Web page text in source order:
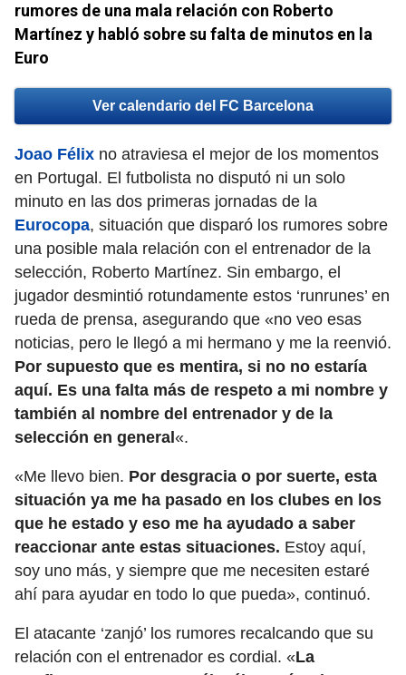
rumores de una mala relación con Roberto
Martínez y habló sobre su falta de minutos en la
Euro
Ver calendario del FC Barcelona
Joao Félix no atraviesa el mejor de los momentos
en Portugal. El futbolista no disputó ni un solo
minuto en las dos primeras jornadas de la
Eurocopa, situación que disparó los rumores sobre
una posible mala relación con el entrenador de la
selección, Roberto Martínez. Sin embargo, el
jugador desmintió rotundamente estos ‘runrunes’ en
rueda de prensa, asegurando que «no veo esas
noticias, pero le llegó a mi hermano y me la reenvió.
Por supuesto que es mentira, si no no estaría
aquí. Es una falta más de respeto a mi nombre y
también al nombre del entrenador y de la
selección en general «.
«Me llevo bien. Por desgracia o por suerte, esta
situación ya me ha pasado en los clubes en los
que he estado y eso me ha ayudado a saber
reaccionar ante estas situaciones. Estoy aquí,
soy uno más, y siempre que me necesiten estaré
ahí para ayudar en todo lo que pueda», continuó.
El atacante ‘zanjó’ los rumores recalcando que su
relación con el entrenador es cordial. «La